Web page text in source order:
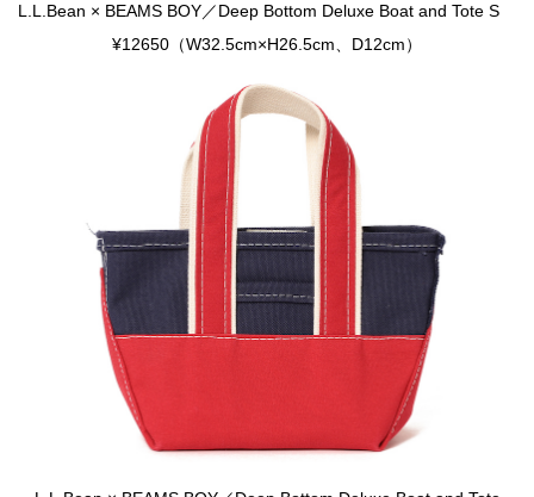
L.L.Bean × BEAMS BOY／Deep Bottom Deluxe Boat and Tote S
¥12650（W32.5cm×H26.5cm、D12cm）